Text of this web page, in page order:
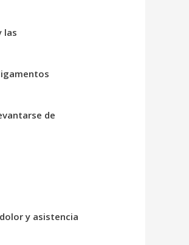
las
de
y asistencia